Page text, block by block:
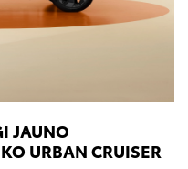
JAUNO
URBAN CRUISER